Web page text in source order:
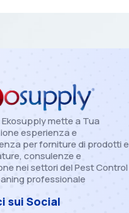
Ekosupply mette a Tua
esperienza e
per forniture di prodotti e
consulenze e
nei settori del Pest Control
professionale
sui Social